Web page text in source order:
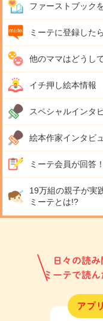
ファーストブック
ミーテに登録した
他のママはどうし
イチ押し絵本情報
スペシャルインタ
絵本作家インタビ
ミーテ会員が回答！
19万組の親子が実
ミーテとは!?
日々の読
ミーテで読
アプ